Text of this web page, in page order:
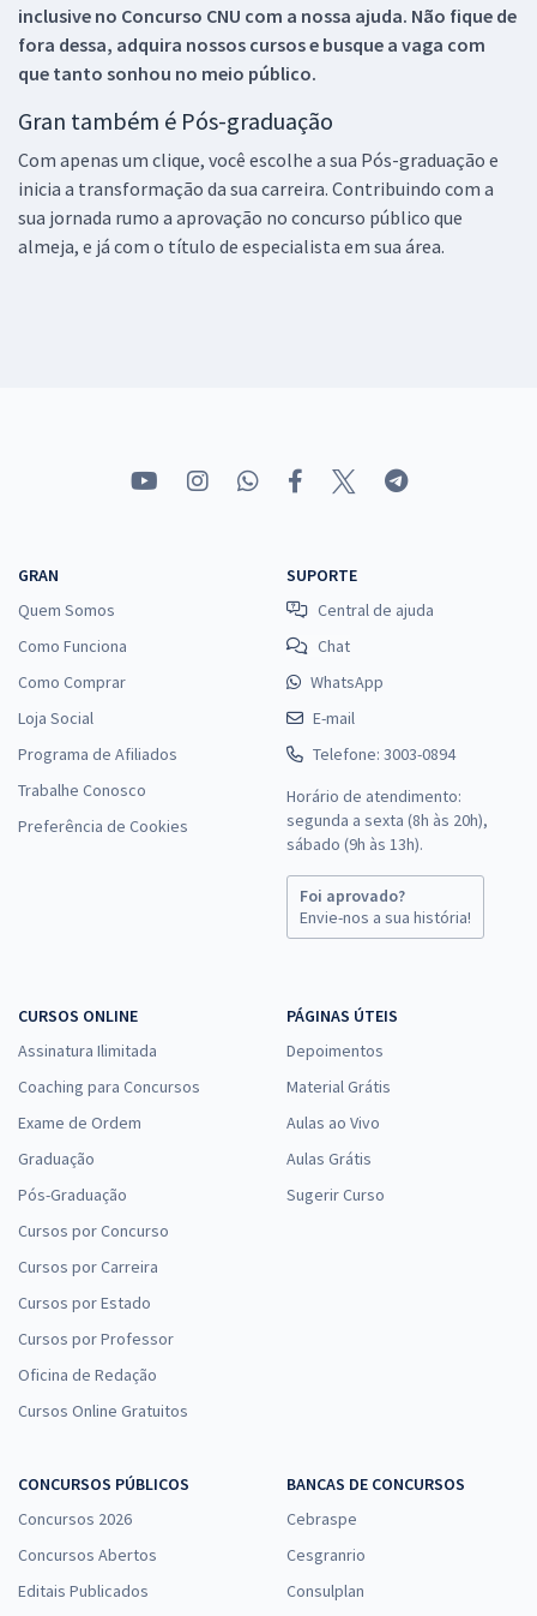
inclusive no Concurso CNU com a nossa ajuda. Não fique de
fora dessa, adquira nossos cursos e busque a vaga com
que tanto sonhou no meio público.
Gran também é Pós-graduação
Com apenas um clique, você escolhe a sua Pós-graduação e
inicia a transformação da sua carreira. Contribuindo com a
sua jornada rumo a aprovação no concurso público que
almeja, e já com o título de especialista em sua área.
GRAN
Quem Somos
Como Funciona
Como Comprar
Loja Social
Programa de Afiliados
Trabalhe Conosco
Preferência de Cookies
SUPORTE
Central de ajuda
Chat
WhatsApp
E-mail
Telefone: 3003-0894
Horário de atendimento:
segunda a sexta (8h às 20h),
sábado (9h às 13h).
Foi aprovado?
Envie-nos a sua história!
CURSOS ONLINE
Assinatura Ilimitada
Coaching para Concursos
Exame de Ordem
Graduação
Pós-Graduação
Cursos por Concurso
Cursos por Carreira
Cursos por Estado
Cursos por Professor
Oficina de Redação
Cursos Online Gratuitos
PÁGINAS ÚTEIS
Depoimentos
Material Grátis
Aulas ao Vivo
Aulas Grátis
Sugerir Curso
CONCURSOS PÚBLICOS
Concursos 2026
Concursos Abertos
Editais Publicados
BANCAS DE CONCURSOS
Cebraspe
Cesgranrio
Consulplan